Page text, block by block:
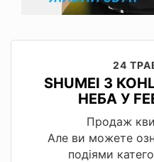
24
SHUMEI З
НЕБА У
Продаж
Але ви можете
подіями